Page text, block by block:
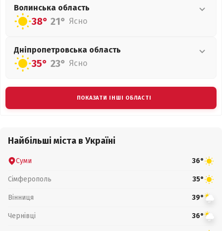
Волинська область
38° 21° Ясно
Дніпропетровська область
35° 23° Ясно
ПОКАЗАТИ ІНШІ ОБЛАСТІ
Найбільші міста в Україні
Суми 36°
Сімферополь 35°
Вінниця 39°
Чернівці 36°